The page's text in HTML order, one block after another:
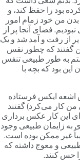
کرده بود را حفظ کند، و
من خود زمام امور
فضای آنجا پر از
از رفت و آمد شد و یک
که چطور نفس
به طور طبیعی تنفس
بود که بچه با
اشعه ایکس فرستاده
من کار می‌کرد) گفتند
این کار عکس برداری
زایمان طبیعی وجود
غیر ممکن بوده است.
و معوج داشته که
حس کنند.